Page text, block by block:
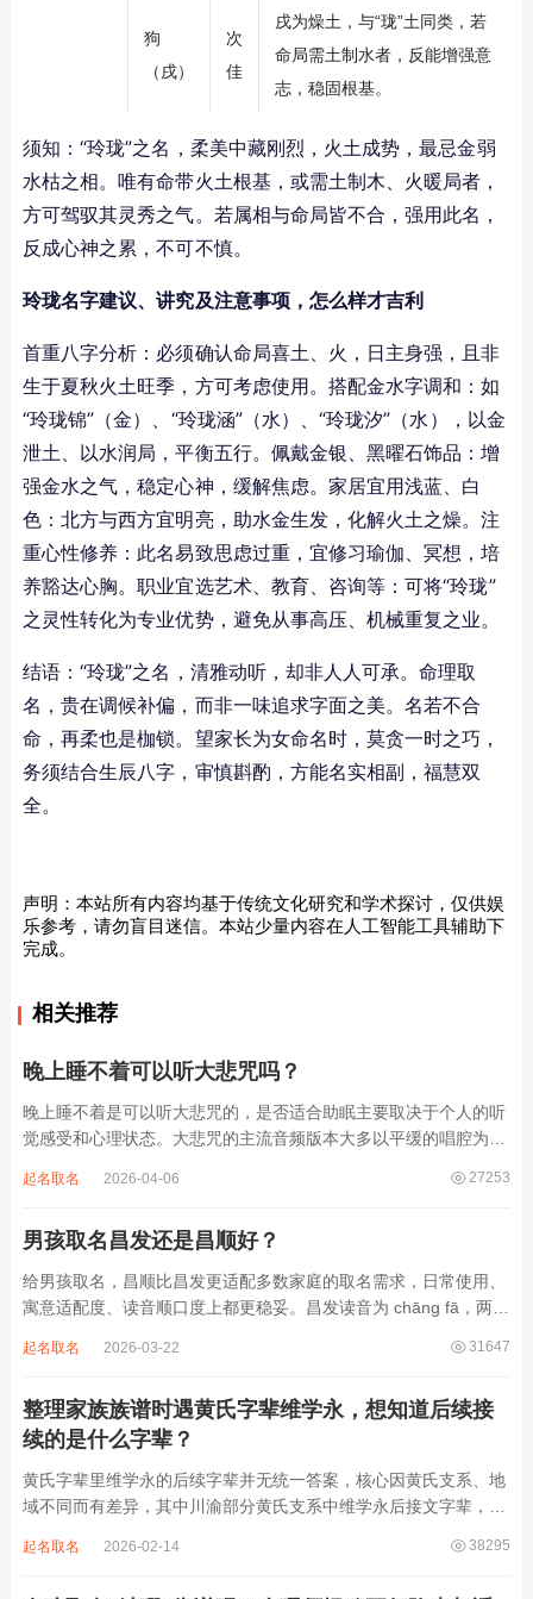
狗
（戌）
次
佳
戌为燥土，与“珑”土同类，若
命局需土制水者，反能增强意
志，稳固根基。
须知：“玲珑”之名，柔美中藏刚烈，火土成势，最忌金弱
水枯之相。唯有命带火土根基，或需土制木、火暖局者，
方可驾驭其灵秀之气。若属相与命局皆不合，强用此名，
反成心神之累，不可不慎。
玲珑名字建议、讲究及注意事项，怎么样才吉利
首重八字分析：必须确认命局喜土、火，日主身强，且非
生于夏秋火土旺季，方可考虑使用。搭配金水字调和：如
“玲珑锦”（金）、“玲珑涵”（水）、“玲珑汐”（水），以金
泄土、以水润局，平衡五行。佩戴金银、黑曜石饰品：增
强金水之气，稳定心神，缓解焦虑。家居宜用浅蓝、白
色：北方与西方宜明亮，助水金生发，化解火土之燥。注
重心性修养：此名易致思虑过重，宜修习瑜伽、冥想，培
养豁达心胸。职业宜选艺术、教育、咨询等：可将“玲珑”
之灵性转化为专业优势，避免从事高压、机械重复之业。
结语：“玲珑”之名，清雅动听，却非人人可承。命理取
名，贵在调候补偏，而非一味追求字面之美。名若不合
命，再柔也是枷锁。望家长为女命名时，莫贪一时之巧，
务须结合生辰八字，审慎斟酌，方能名实相副，福慧双
全。
声明：本站所有内容均基于传统文化研究和学术探讨，仅供娱
乐参考，请勿盲目迷信。本站少量内容在人工智能工具辅助下
完成。
相关推荐
晚上睡不着可以听大悲咒吗？
晚上睡不着是可以听大悲咒的，是否适合助眠主要取决于个人的听
觉感受和心理状态。大悲咒的主流音频版本大多以平缓的唱腔为
急促的鼓点，这类音频本身具备静心的基础特质。睡前思绪繁杂、
27253
起名取名 2026-04-06
男孩取名昌发还是昌顺好？
给男孩取名，昌顺比昌发更适配多数家庭的取名需求，日常使用、
寓意适配度、读音顺口度上都更稳妥。昌发读音为 chāng fā，两个
离叫名字时辨识度不高。昌字本义为兴盛、繁茂，发字核心指向发
31647
起名取名 2026-03-22
整理家族族谱时遇黄氏字辈维学永，想知道后续接
续的是什么字辈？
黄氏字辈里维学永的后续字辈并无统一答案，核心因黄氏支系、地
域不同而有差异，其中川渝部分黄氏支系中维学永后接文字辈，完
某支系的续修字辈，在安岳、岳池一带的黄氏族谱里能明确查到，
38295
起名取名 2026-02-14